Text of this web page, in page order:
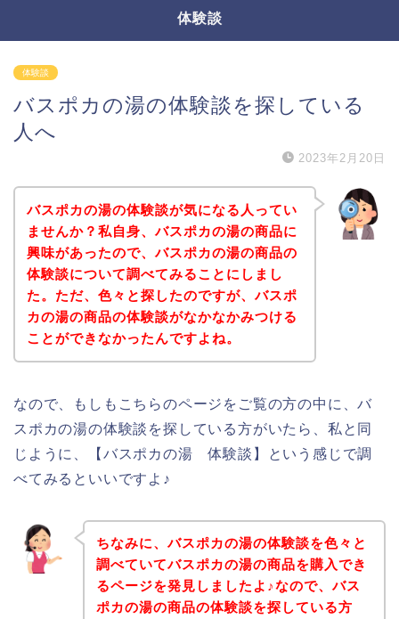
体験談
体験談
バスポカの湯の体験談を探している
人へ
2023年2月20日
バスポカの湯の体験談が気になる人ってい
ませんか？私自身、バスポカの湯の商品に
興味があったので、バスポカの湯の商品の
体験談について調べてみることにしまし
た。ただ、色々と探したのですが、バスポ
カの湯の商品の体験談がなかなかみつける
ことができなかったんですよね。
なので、もしもこちらのページをご覧の方の中に、バ
スポカの湯の体験談を探している方がいたら、私と同
じように、【バスポカの湯 体験談】という感じで調
べてみるといいですよ♪
ちなみに、バスポカの湯の体験談を色々と
調べていてバスポカの湯の商品を購入でき
るページを発見しましたよ♪なので、バス
ポカの湯の商品の体験談を探している方